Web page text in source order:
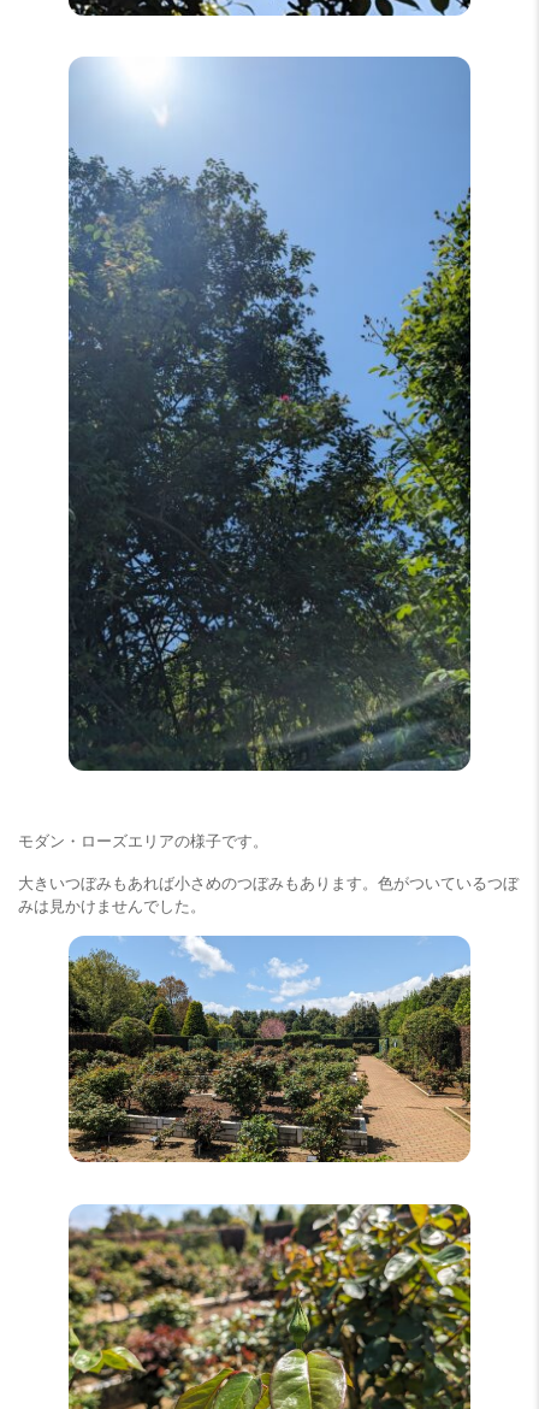
モダン・ローズエリアの様子です。
大きいつぼみもあれば小さめのつぼみもあります。色がついているつぼ
みは見かけませんでした。